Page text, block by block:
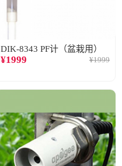
DIK-8343 PF计（盆栽用）
¥1999 ¥1999